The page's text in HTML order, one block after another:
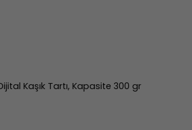
Kaşık Tartı, Kapasite 300 gr